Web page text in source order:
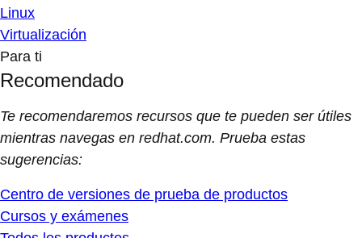
Linux
Virtualización
Para ti
Recomendado
Te recomendaremos recursos que te pueden ser útiles
mientras navegas en redhat.com. Prueba estas
sugerencias:
Centro de versiones de prueba de productos
Cursos y exámenes